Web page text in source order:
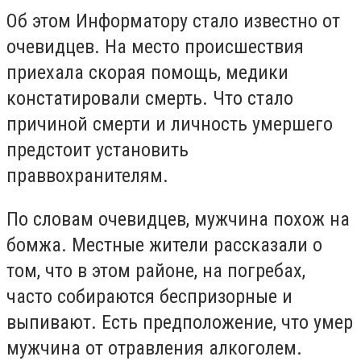
Об этом Информатору стало известно от
очевидцев. На место происшествия
приехала скорая помощь, медики
констатировали смерть. Что стало
причиной смерти и личность умершего
предстоит установить
праввохранителям.
По словам очевидцев, мужчина похож на
бомжа. Местные жители рассказали о
том, что в этом районе, на погребах,
часто собираются беспризорные и
выпивают. Есть предположение, что умер
мужчина от отравления алкоголем.